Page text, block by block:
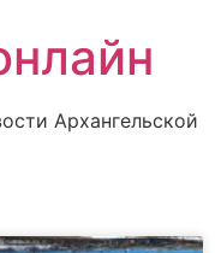
Архангельской